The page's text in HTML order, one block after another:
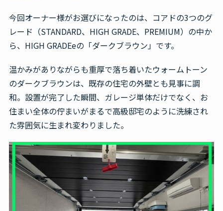
今回オーナー様がお選びになったのは、コアドの3つのグ
レード（STANDARD、HIGH GRADE、PREMIUM）の中か
ら、HIGH GRADEeの「ダークブラウン」です。
温かみがありながらも重厚で落ち着いたウォームトーン
のダークブラウンは、既存の住宅の外壁とも見事に調
和。設置が完了した瞬間、ガレージ単体だけでなく、お
住まい全体の佇まいがまるで高級邸宅のように洗練され
た雰囲気に生まれ変わりました。